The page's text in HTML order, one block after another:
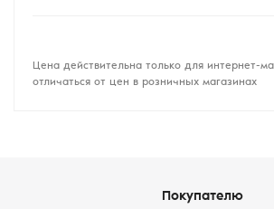
Цена действительна только для интернет-
отличаться от цен в розничных магазинах
Покупателю